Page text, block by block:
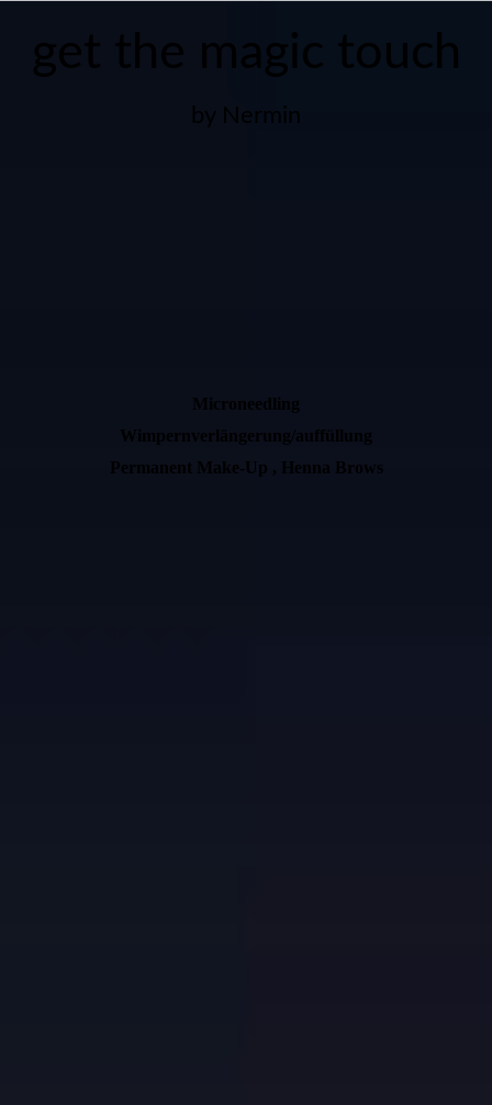
get the magic touch
by Nermin
Microneedling
Wimpernverlängerung/auffüllung
Permanent Make-Up , Henna Brows